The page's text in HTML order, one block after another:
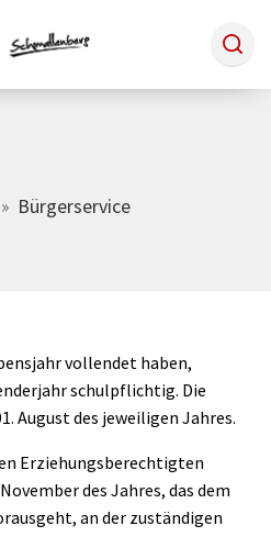
Bürgerservice
vollendet haben,
schulpflichtig. Die
August des jeweiligen Jahres.
Erziehungsberechtigten
des Jahres, das dem
an der zuständigen